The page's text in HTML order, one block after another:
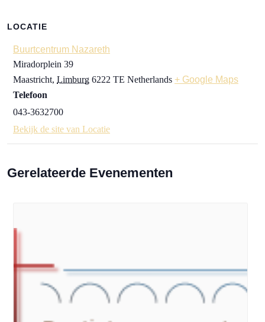
LOCATIE
Buurtcentrum Nazareth
Miradorplein 39
Maastricht, Limburg 6222 TE Netherlands + Google Maps
Telefoon
043-3632700
Bekijk de site van Locatie
Gerelateerde Evenementen